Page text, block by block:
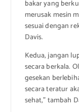
bakar yang
merusak mesin
sesuai dengan
Davis.
Kedua, jangan
secara berkala.
gesekan
secara teratur
sehat,” tambah